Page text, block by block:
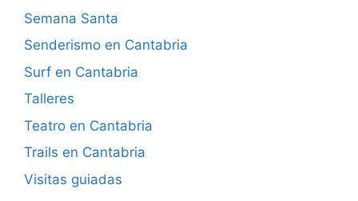
Semana Santa
Senderismo en Cantabria
Surf en Cantabria
Talleres
Teatro en Cantabria
Trails en Cantabria
Visitas guiadas